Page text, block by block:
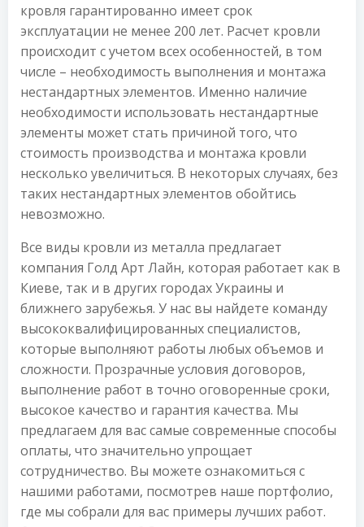
кровля гарантированно имеет срок
эксплуатации не менее 200 лет. Расчет кровли
происходит с учетом всех особенностей, в том
числе – необходимость выполнения и монтажа
нестандартных элементов. Именно наличие
необходимости использовать нестандартные
элементы может стать причиной того, что
стоимость производства и монтажа кровли
несколько увеличиться. В некоторых случаях, без
таких нестандартных элементов обойтись
невозможно.
Все виды кровли из металла предлагает
компания Голд Арт Лайн, которая работает как в
Киеве, так и в других городах Украины и
ближнего зарубежья. У нас вы найдете команду
высококвалифицированных специалистов,
которые выполняют работы любых объемов и
сложности. Прозрачные условия договоров,
выполнение работ в точно оговоренные сроки,
высокое качество и гарантия качества. Мы
предлагаем для вас самые современные способы
оплаты, что значительно упрощает
сотрудничество. Вы можете ознакомиться с
нашими работами, посмотрев наше портфолио,
где мы собрали для вас примеры лучших работ.